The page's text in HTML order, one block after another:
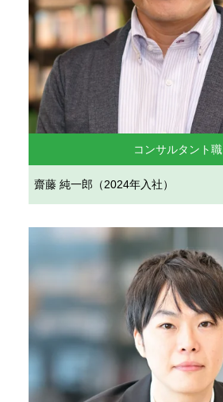
コンサルタント職
齋藤 純一郎（2024年入社）